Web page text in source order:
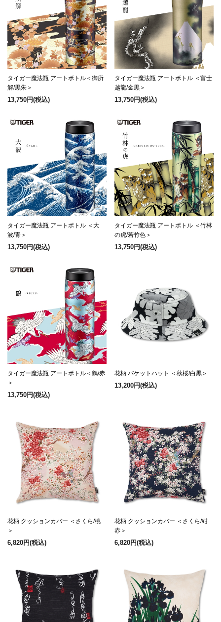
タイガー魔法瓶 アートボトル＜御所
解/黒朱＞
13,750円(税込)
タイガー魔法瓶 アートボトル ＜富士
越龍/金黒＞
13,750円(税込)
タイガー魔法瓶 アートボトル ＜大
波/青＞
13,750円(税込)
タイガー魔法瓶 アートボトル ＜竹林
の虎/若竹色＞
13,750円(税込)
タイガー魔法瓶 アートボトル＜鶴/赤
＞
13,750円(税込)
花柄 バケットハット ＜秋桜/白黒＞
13,200円(税込)
花柄 クッションカバー ＜さくら/桃
＞
6,820円(税込)
花柄 クッションカバー ＜さくら/紺
赤＞
6,820円(税込)